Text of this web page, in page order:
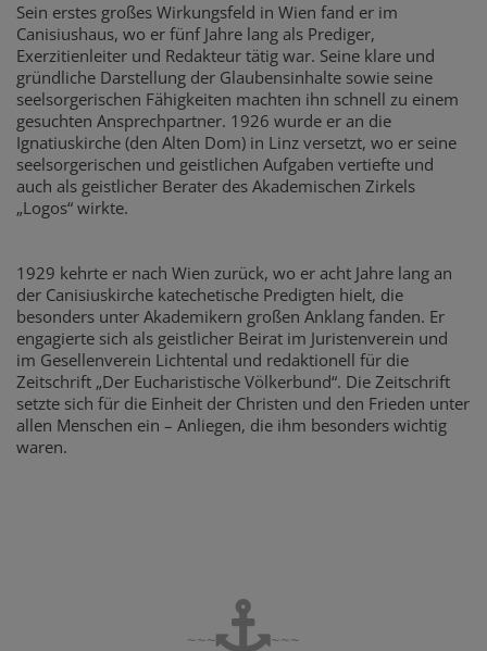
Sein erstes großes Wirkungsfeld in Wien fand er im
Canisiushaus, wo er fünf Jahre lang als Prediger,
Exerzitienleiter und Redakteur tätig war. Seine klare und
gründliche Darstellung der Glaubensinhalte sowie seine
seelsorgerischen Fähigkeiten machten ihn schnell zu einem
gesuchten Ansprechpartner. 1926 wurde er an die
Ignatiuskirche (den Alten Dom) in Linz versetzt, wo er seine
seelsorgerischen und geistlichen Aufgaben vertiefte und
auch als geistlicher Berater des Akademischen Zirkels
„Logos“ wirkte.
1929 kehrte er nach Wien zurück, wo er acht Jahre lang an
der Canisiuskirche katechetische Predigten hielt, die
besonders unter Akademikern großen Anklang fanden. Er
engagierte sich als geistlicher Beirat im Juristenverein und
im Gesellenverein Lichtental und redaktionell für die
Zeitschrift „Der Eucharistische Völkerbund“. Die Zeitschrift
setzte sich für die Einheit der Christen und den Frieden unter
allen Menschen ein – Anliegen, die ihm besonders wichtig
waren.
~~~ ~~~